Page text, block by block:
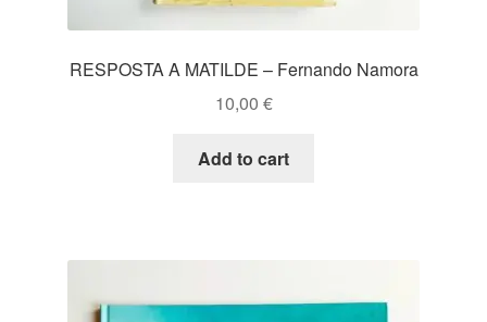
RESPOSTA A MATILDE – Fernando Namora
10,00 €
Add to cart